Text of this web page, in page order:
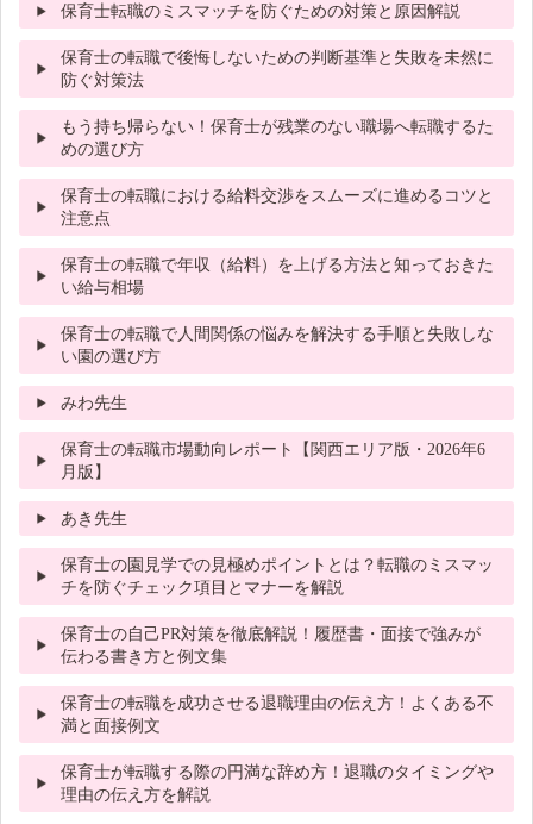
保育士転職のミスマッチを防ぐための対策と原因解説
保育士の転職で後悔しないための判断基準と失敗を未然に
防ぐ対策法
もう持ち帰らない！保育士が残業のない職場へ転職するた
めの選び方
保育士の転職における給料交渉をスムーズに進めるコツと
注意点
保育士の転職で年収（給料）を上げる方法と知っておきた
い給与相場
保育士の転職で人間関係の悩みを解決する手順と失敗しな
い園の選び方
みわ先生
保育士の転職市場動向レポート【関西エリア版・2026年6
月版】
あき先生
保育士の園見学での見極めポイントとは？転職のミスマッ
チを防ぐチェック項目とマナーを解説
保育士の自己PR対策を徹底解説！履歴書・面接で強みが
伝わる書き方と例文集
保育士の転職を成功させる退職理由の伝え方！よくある不
満と面接例文
保育士が転職する際の円満な辞め方！退職のタイミングや
理由の伝え方を解説